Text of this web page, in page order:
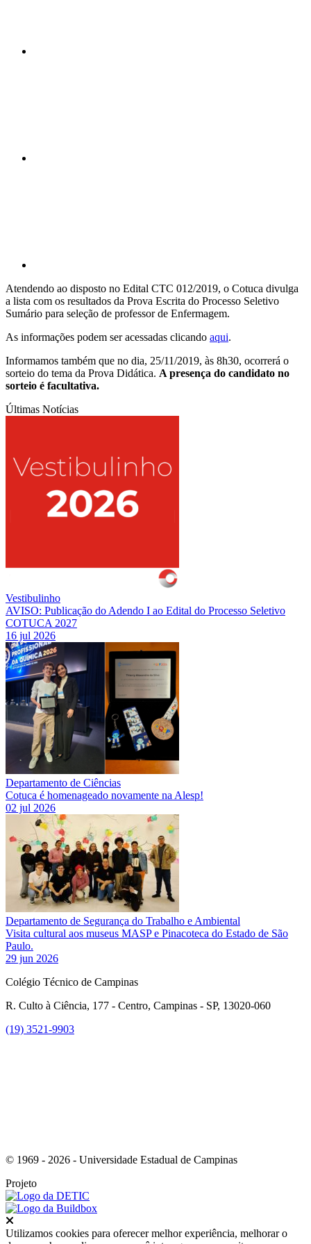
Atendendo ao disposto no Edital CTC 012/2019, o Cotuca divulga
a lista com os resultados da Prova Escrita do Processo Seletivo
Sumário para seleção de professor de Enfermagem.
As informações podem ser acessadas clicando aqui.
Informamos também que no dia, 25/11/2019, às 8h30, ocorrerá o
sorteio do tema da Prova Didática. A presença do candidato no
sorteio é facultativa.
Últimas Notícias
Vestibulinho
AVISO: Publicação do Adendo I ao Edital do Processo Seletivo
COTUCA 2027
16 jul 2026
Departamento de Ciências
Cotuca é homenageado novamente na Alesp!
02 jul 2026
Departamento de Segurança do Trabalho e Ambiental
Visita cultural aos museus MASP e Pinacoteca do Estado de São
Paulo.
29 jun 2026
Colégio Técnico de Campinas
R. Culto à Ciência, 177 - Centro, Campinas - SP, 13020-060
(19) 3521-9903
© 1969 - 2026 - Universidade Estadual de Campinas
Projeto
Utilizamos cookies para oferecer melhor experiência, melhorar o